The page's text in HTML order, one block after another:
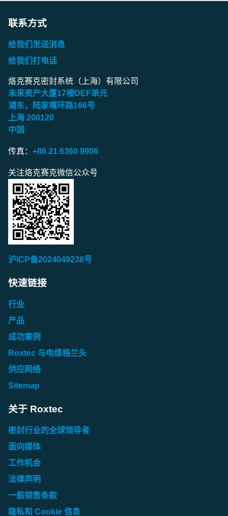
联系方式
给我们发送消息
给我们打电话
烙克赛克密封系统（上海）有限公司
未来资产大厦17楼DEF单元
浦东，陆家嘴环路166号
上海 200120
中国
传真： +86 21 6360 9906
关注烙克赛克微信公众号
沪ICP备2024049238号
快速链接
行业
产品
成功案例
Roxtec 与电缆格兰头
供应网络
Sitemap
关于 Roxtec
密封行业的全球领导者
面向媒体
工作机会
法律声明
一般销售条款
隐私和 Cookie 信息